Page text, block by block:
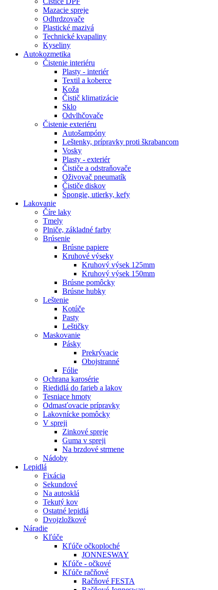
Mazacie spreje
Odhrdzovače
Plastické mazivá
Technické kvapaliny
Kyseliny
Autokozmetika
Čistenie interiéru
Plasty - interiér
Textil a koberce
Koža
Čistič klimatizácie
Sklo
Odvlhčovače
Čistenie exteriéru
Autošampóny
Leštenky, prípravky proti škrabancom
Vosky
Plasty - exteriér
Čističe a odstraňovače
Oživovač pneumatík
Čističe diskov
Špongie, utierky, kefy
Lakovanie
Číre laky
Tmely
Plniče, základné farby
Brúsenie
Brúsne papiere
Kruhové výseky
Kruhový výsek 125mm
Kruhový výsek 150mm
Brúsne pomôcky
Brúsne hubky
Leštenie
Kotúče
Pasty
Leštičky
Maskovanie
Pásky
Prekrývacie
Obojstranné
Fólie
Ochrana karosérie
Riedidlá do farieb a lakov
Tesniace hmoty
Odmasťovacie prípravky
Lakovnícke pomôcky
V spreji
Zinkové spreje
Guma v spreji
Na brzdové strmene
Nádoby
Lepidlá
Fixácia
Sekundové
Na autosklá
Tekutý kov
Ostatné lepidlá
Dvojzložkové
Náradie
Kľúče
Kľúče očkoploché
JONNESWAY
Kľúče - očkové
Kľúče račňové
Račňové FESTA